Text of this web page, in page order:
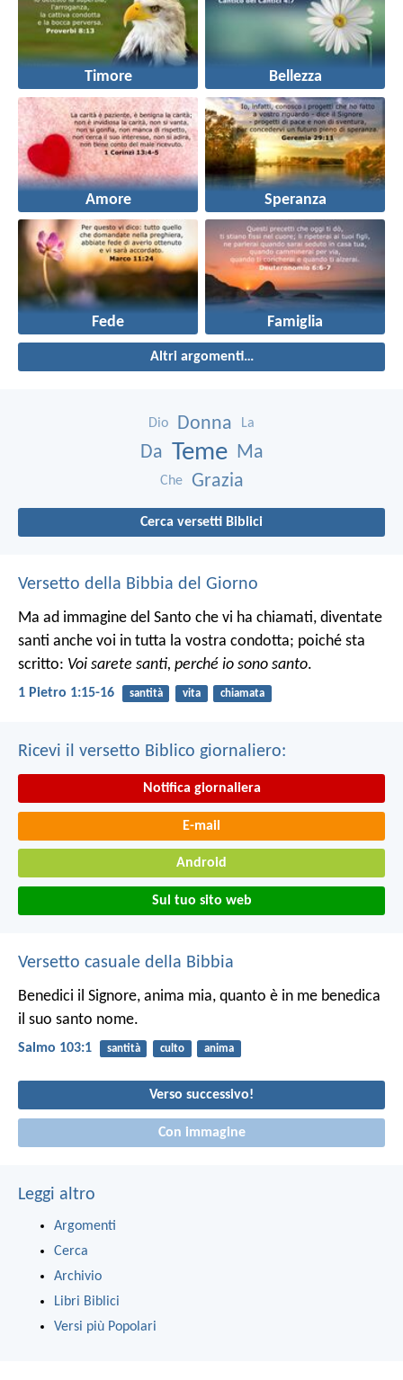
Timore Bellezza
Amore Speranza
Fede Famiglia
Altri argomenti…
Dio Donna La
Da Teme Ma
Che Grazia
Cerca versetti Biblici
Versetto della Bibbia del Giorno
Ma ad immagine del Santo che vi ha chiamati, diventate
santi anche voi in tutta la vostra condotta; poiché sta
scritto: Voi sarete santi, perché io sono santo.
1 Pietro 1:15-16 santità vita chiamata
Ricevi il versetto Biblico giornaliero:
Notifica giornaliera
E-mail
Android
Sul tuo sito web
Versetto casuale della Bibbia
Benedici il Signore, anima mia, quanto è in me benedica
il suo santo nome.
Salmo 103:1 santità culto anima
Verso successivo!
Con immagine
Leggi altro
Argomenti
Cerca
Archivio
Libri Biblici
Versi più Popolari